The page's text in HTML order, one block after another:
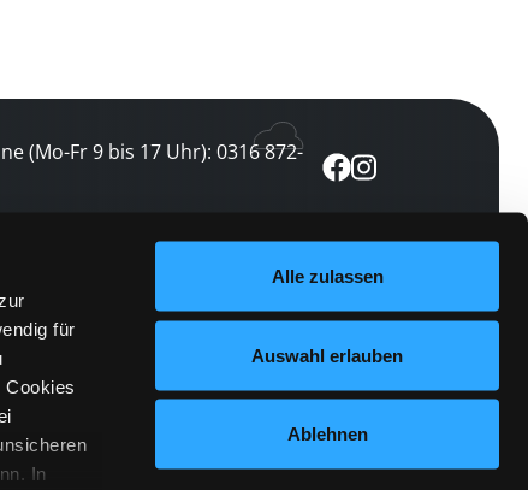
für
Cookies
In
Alle zulassen
Auswahl erlauben
Ablehnen
(Mo-Fr 9 bis 17 Uhr): 0316 872-
abonnieren
Veranstaltung verpassen
abonnieren